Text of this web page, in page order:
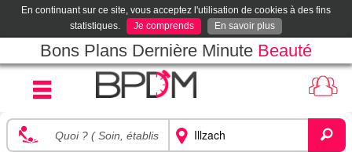
En continuant sur ce site, vous acceptez l'utilisation de cookies à des fins
statistiques.
Je comprends En savoir plus
Bons Plans Dernière Minute Beauté